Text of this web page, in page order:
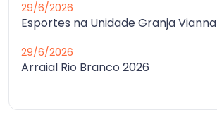
29/6/2026
Esportes na Unidade Granja Vianna
29/6/2026
Arraial Rio Branco 2026